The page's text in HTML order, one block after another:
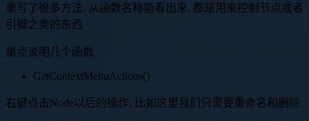
重写了很多方法, 从函数名称能看出来, 都是用来控制节点或者
引脚之类的东西
重点说明几个函数
GetContextMenuActions()
右键点击Node以后的操作, 比如这里我们只需要重命名和删除